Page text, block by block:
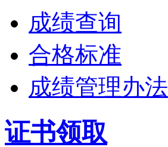
成绩查询
合格标准
成绩管理办法
证书领取